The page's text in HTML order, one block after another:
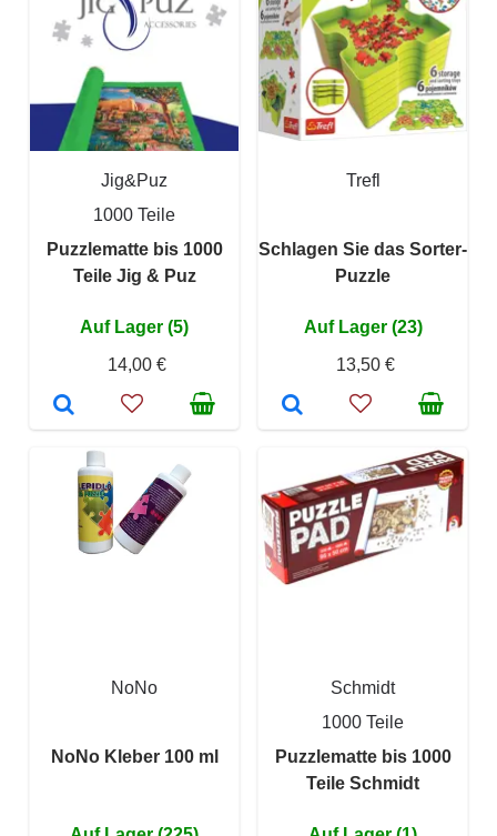
Jig&Puz
1000 Teile
Puzzlematte bis 1000
Teile Jig & Puz
Auf Lager (5)
14,00 €
Trefl
Schlagen Sie das Sorter-
Puzzle
Auf Lager (23)
13,50 €
NoNo
NoNo Kleber 100 ml
Schmidt
1000 Teile
Puzzlematte bis 1000
Teile Schmidt